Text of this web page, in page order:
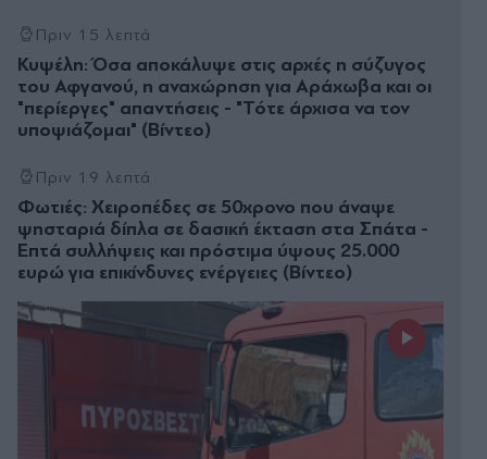
Πριν 15 λεπτά
Κυψέλη: Όσα αποκάλυψε στις αρχές η σύζυγος
του Αφγανού, η αναχώρηση για Αράχωβα και οι
"περίεργες" απαντήσεις - "Τότε άρχισα να τον
υποψιάζομαι" (Βίντεο)
Πριν 19 λεπτά
Φωτιές: Χειροπέδες σε 50χρονο που άναψε
ψησταριά δίπλα σε δασική έκταση στα Σπάτα -
Επτά συλλήψεις και πρόστιμα ύψους 25.000
ευρώ για επικίνδυνες ενέργειες (Βίντεο)